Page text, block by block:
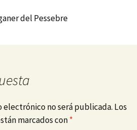
del Pessebre
electrónico no será publicada. Los
marcados con*